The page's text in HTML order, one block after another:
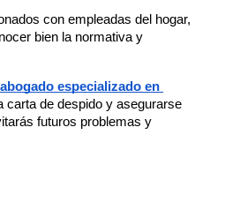
con empleadas del hogar,
bien la normativa y
especializado en
carta de despido y asegurarse
futuros problemas y